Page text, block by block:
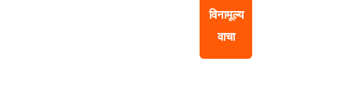
विनामूल्य
वाचा